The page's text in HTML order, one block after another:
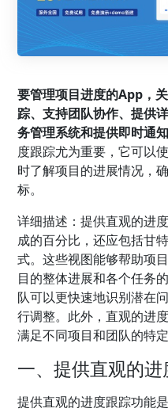
要管理项目进度的App，
踪、支持团队协作、提供
务管理系统和提供即时通知
度跟踪尤为重要，它可以
时了解项目的进展情况，
标。
详细描述：提供直观的进
成的百分比，还应包括甘
式。这些视图能够帮助项
目的整体进展和各个任务
队可以更快速地识别潜在
行调整。此外，直观的进
满足不同项目和团队的特定
一、提供直观的进
提供直观的进度跟踪功能